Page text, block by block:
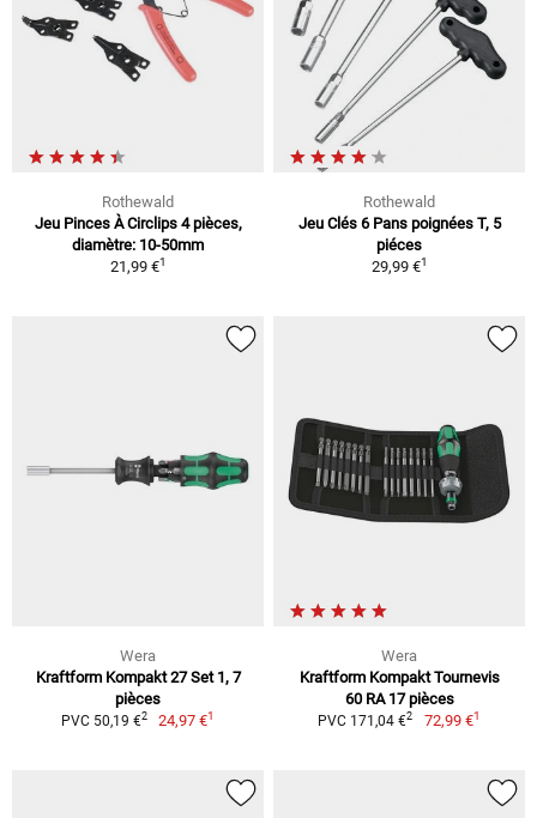
Rothewald
Jeu Pinces À Circlips 4 pièces,
diamètre: 10-50mm
21,99 €1
Rothewald
Jeu Clés 6 Pans poignées T, 5
piéces
29,99 €1
Wera
Kraftform Kompakt 27 Set 1, 7
pièces
PVC 50,19 €2 24,97 €1
Wera
Kraftform Kompakt Tournevis
60 RA 17 pièces
PVC 171,04 €2 72,99 €1